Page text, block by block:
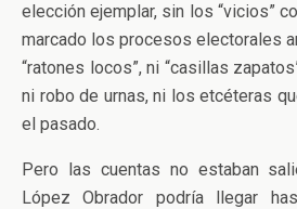
elección ejemplar, sin los “vicios”
marcado los procesos electorales
“ratones locos”, ni “casillas
ni robo de urnas, ni los etcéteras
el pasado.
Pero las cuentas no estaban
López Obrador podría llegar